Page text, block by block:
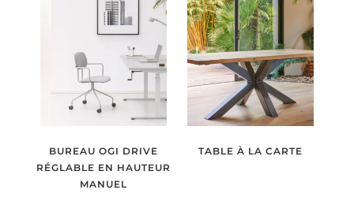
BUREAU OGI DRIVE
RÉGLABLE EN HAUTEUR
MANUEL
TABLE À LA CARTE